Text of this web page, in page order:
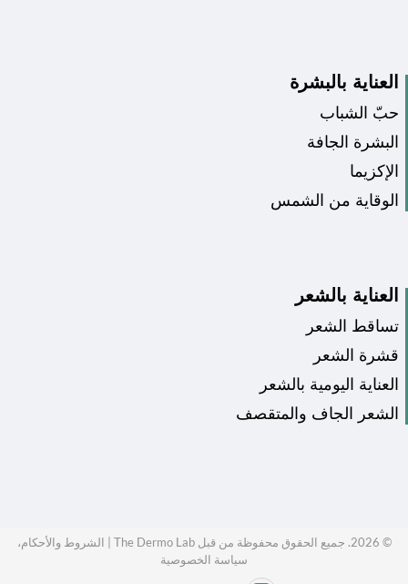
العناية بالبشرة
حبّ الشباب
البشرة الجافة
الإكزيما
الوقاية من الشمس
العناية بالشعر
تساقط الشعر
قشرة الشعر
العناية اليومية بالشعر
الشعر الجاف والمتقصف
©
2026. جميع الحقوق محفوظة من قبل The Dermo Lab |
الشروط والأحكام،
سياسة الخصوصية